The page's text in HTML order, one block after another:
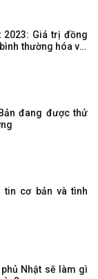
2023: Giá trị đồng
thường hóa với
đang được thử
tin cơ bản và tình
Nhật sẽ làm gì